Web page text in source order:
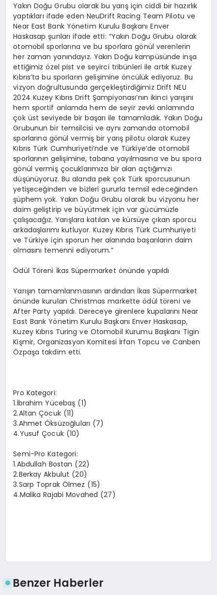
Yakın Doğu Grubu olarak bu yarış için ciddi bir hazırlık
yaptıkları ifade eden NeuDrift Racing Team Pilotu ve
Near East Bank Yönetim Kurulu Başkanı Enver
Haskasap şunları ifade etti: “Yakın Doğu Grubu olarak
otomobil sporlarına ve bu sporlara gönül verenlerin
her zaman yanındayız. Yakın Doğu kampüsünde inşa
ettiğimiz özel pist ve seyirci tribünleri ile artık Kuzey
Kıbrıs’ta bu sporların gelişimine öncülük ediyoruz. Bu
vizyon doğrultusunda gerçekleştirdiğimiz Drift NEU
2024 Kuzey Kıbrıs Drift Şampiyonası’nın ikinci yarışını
hem sportif anlamda hem de seyir zevki anlamında
çok üst seviyede bir başarı ile tamamladık. Yakın Doğu
Grubunun bir temsilcisi ve aynı zamanda otomobil
sporlarına gönül vermiş bir yarış pilotu olarak Kuzey
Kıbrıs Türk Cumhuriyeti’nde ve Türkiye’de otomobil
sporlarının gelişimine, tabana yayılmasına ve bu spora
gönül vermiş çocuklarımıza bir alan açtığımızı
düşünüyoruz. Bu alanda pek çok Türk sporcusunun
yetişeceğinden ve bizleri gururla temsil edeceğinden
şüphem yok. Yakın Doğu Grubu olarak bu vizyonu her
daim geliştirip ve büyütmek için var gücümüzle
çalışacağız. Yarışlara katılan ve kürsüye çıkan sporcu
arkadaşlarımı kutluyor. Kuzey Kıbrıs Türk Cumhuriyeti
ve Türkiye için sporun her alanında başarıların daim
olmasını temenni ediyorum.”
Ödül Töreni İkas Süpermarket önünde yapıldı
Yarışın tamamlanmasının ardından İkas Süpermarket
önünde kurulan Christmas markette ödül töreni ve
After Party yapıldı. Dereceye girenlere kupalarını Near
East Bank Yönetim Kurulu Başkanı Enver Haskasap,
Kuzey Kıbrıs Turing ve Otomobil Kurumu Başkanı Tigin
Kişmir, Organizasyon Komitesi İrfan Topcu ve Canben
Özpaşa takdim etti.
Pro Kategori:
1.İbrahim Yücebaş (1)
2.Altan Çocuk (11)
3.Ahmet Öksüzoğluları (7)
4.Yusuf Çocuk (10)
Semi-Pro Kategori:
1.Abdullah Bostan (22)
2.Berkay Akbulut (20)
3.Sarp Toprak Ölmez (15)
4.Malika Rajabi Movahed (27)
Benzer Haberler